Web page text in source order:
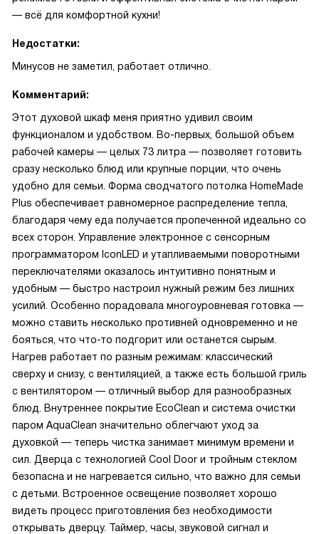
— всё для комфортной кухни!
Недостатки:
Минусов не заметил, работает отлично.
Комментарий:
Этот духовой шкаф меня приятно удивил своим
функционалом и удобством. Во-первых, большой объем
рабочей камеры — целых 73 литра — позволяет готовить
сразу несколько блюд или крупные порции, что очень
удобно для семьи. Форма сводчатого потолка HomeMade
Plus обеспечивает равномерное распределение тепла,
благодаря чему еда получается пропеченной идеально со
всех сторон. Управление электронное с сенсорным
программатором IconLED и утапливаемыми поворотными
переключателями оказалось интуитивно понятным и
удобным — быстро настроил нужный режим без лишних
усилий. Особенно порадовала многоуровневая готовка —
можно ставить несколько противней одновременно и не
бояться, что что-то подгорит или останется сырым.
Нагрев работает по разным режимам: классический
сверху и снизу, с вентиляцией, а также есть большой гриль
с вентилятором — отличный выбор для разнообразных
блюд. Внутреннее покрытие EcoClean и система очистки
паром AquaClean значительно облегчают уход за
духовкой — теперь чистка занимает минимум времени и
сил. Дверца с технологией Cool Door и тройным стеклом
безопасна и не нагревается сильно, что важно для семьи
с детьми. Встроенное освещение позволяет хорошо
видеть процесс приготовления без необходимости
открывать дверцу. Таймер, часы, звуковой сигнал и